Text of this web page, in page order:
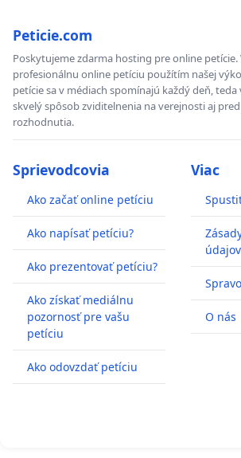
Peticie.com
Poskytujeme zdarma hosting pre online
profesionálnu online petíciu použítím našej
petície sa v médiach spomínajú každý deň,
skvelý spôsob zviditelnenia na verejnosti aj
rozhodnutia.
Sprievodcovia
Ako začať online petíciu
Ako napísať petíciu?
Ako prezentovať petíciu?
Ako získať mediálnu
pozornosť pre vašu
petíciu
Ako odovzdať petíciu
Viac
údajov
O nás